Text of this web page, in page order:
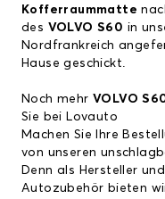
Kofferraummatte
des VOLVO S60 in
Nordfrankreich
Hause geschickt.
Noch mehr VOLVO
Sie bei Lovauto
Machen Sie Ihre
von unseren
Denn als Hersteller
Autozubehör bieten